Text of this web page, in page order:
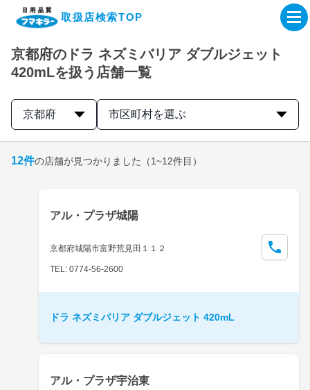
取扱店検索TOP
企業・IR情報サイト
製品情報サイト
取扱店検索はこちら
京都府のドラ ネズミバリア ダブルジェット
420mLを扱う店舗一覧
京都府 市区町村を選ぶ
12件の店舗が見つかりました （1~12件目）
アル・プラザ城陽
京都府城陽市富野荒見田１１２
TEL: 0774-56-2600
ドラ ネズミバリア ダブルジェット 420mL
アル・プラザ宇治東